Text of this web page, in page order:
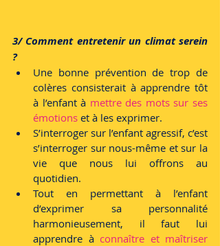
3/ Comment entretenir un climat serein
?
Une bonne prévention de trop de
colères consisterait à apprendre tôt
à l’enfant à mettre des mots sur ses
émotions et à les exprimer.
S’interroger sur l’enfant agressif, c’est
s’interroger sur nous-même et sur la
vie que nous lui offrons au
quotidien.
Tout en permettant à l’enfant
d’exprimer sa personnalité
harmonieusement, il faut lui
apprendre à connaître et maîtriser